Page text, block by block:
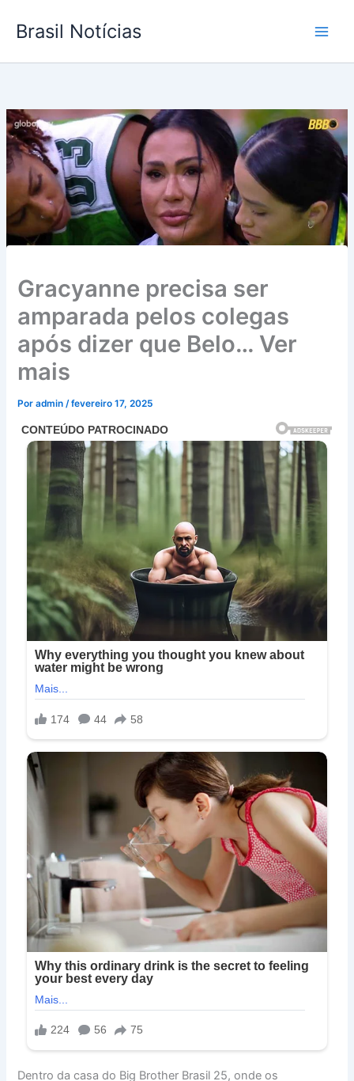
para
conteúdo
Brasil Notícias
Gracyanne precisa ser
amparada pelos colegas
após dizer que Belo… Ver
mais
Poradmin/fevereiro 17, 2025
Dentro da casa do Big Brother Brasil 25, onde os